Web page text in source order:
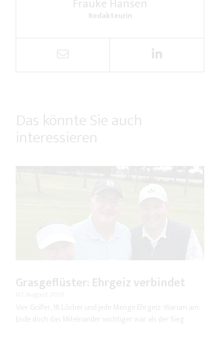
Frauke Hansen
Redakteurin
Das könnte Sie auch
interessieren
Grasgeflüster: Ehrgeiz verbindet
Vier Golfer, 18 Löcher und jede Menge Ehrgeiz: Warum am
Ende doch das Miteinander wichtiger war als der Sieg.